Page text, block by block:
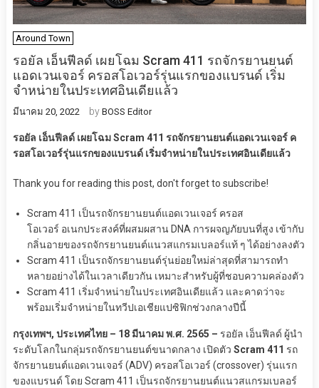
Around Town
รอยัล เอ็นฟีลด์ เผยโฉม Scram 411 รถจักรยานยนต์
แอดเวนเจอร์ ครอสโอเวอร์รุ่นแรกของแบรนด์ เริ่ม
จำหน่ายในประเทศอินเดียแล้ว
มีนาคม 20, 2022 by BOSS Editor
รอยัล เอ็นฟีลด์ เผยโฉมScram 411 รถจักรยานยนต์แอดเวนเจอร์ ค
รอสโอเวอร์รุ่นแรกของแบรนด์ เริ่มจำหน่ายในประเทศอินเดียแล้ว
Thank you for reading this post, don't forget to subscribe!
Scram 411 เป็นรถจักรยานยนต์แอดเวนเจอร์ ครอส
โอเวอร์ อเนกประสงค์ที่ผสมผสาน DNA การผจญภัยบนที่สูง เข้ากับ
กลิ่นอายของรถจักรยานยนต์แนวสแกรมเบลอร์แท้ ๆ ได้อย่างลงตัว
Scram 411 เป็นรถจักรยานยนต์รุ่นย่อยใหม่ล่าสุดที่สามารถทำ
หลายอย่างได้ในเวลาเดียวกัน เหมาะสำหรับผู้ที่ชอบความคล่องตัว
Scram 411 เริ่มจำหน่ายในประเทศอินเดียแล้ว และคาดว่าจะ
พร้อมเริ่มจำหน่ายในทวีปเอเชียแปซิฟิกช่วงกลางปีนี้
กรุงเทพฯ, ประเทศไทย – 18 มีนาคม พ.ศ. 2565 – รอยัล เอ็นฟีลด์ ผู้นำ
ระดับโลกในกลุ่มรถจักรยานยนต์ขนาดกลาง เปิดตัว Scram 411 รถ
จักรยานยนต์แอดเวนเจอร์ (ADV) ครอสโอเวอร์ (crossover) รุ่นแรก
ของแบรนด์ โดย Scram 411 เป็นรถจักรยานยนต์แนวสแกรมเบลอร์